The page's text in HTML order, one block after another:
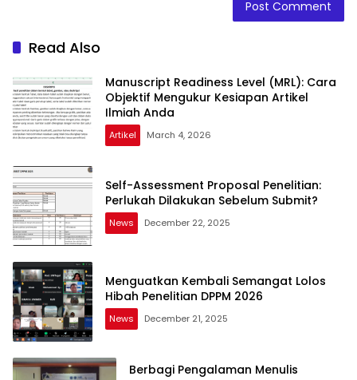
Read Also
Manuscript Readiness Level (MRL): Cara
Objektif Mengukur Kesiapan Artikel
Ilmiah Anda
Artikel March 4, 2026
Self-Assessment Proposal Penelitian:
Perlukah Dilakukan Sebelum Submit?
News December 22, 2025
Menguatkan Kembali Semangat Lolos
Hibah Penelitian DPPM 2026
News December 21, 2025
Berbagi Pengalaman Menulis